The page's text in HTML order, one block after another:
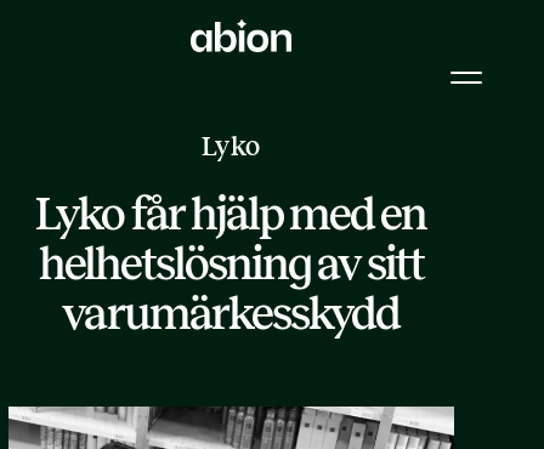
Lyko
Lyko får hjälp med en
helhetslösning av sitt
varumärkesskydd